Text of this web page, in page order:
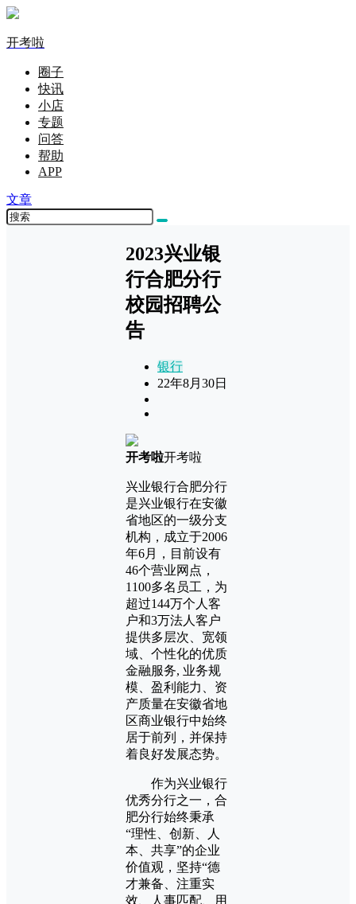
开考啦
圈子
快讯
小店
专题
问答
帮助
APP
文章
2023兴业银
行合肥分行
校园招聘公
告
银行
22年8月30日
开考啦开考啦
兴业银行合肥分行
是兴业银行在安徽
省地区的一级分支
机构，成立于2006
年6月，目前设有
46个营业网点，
1100多名员工，为
超过144万个人客
户和3万法人客户
提供多层次、宽领
域、个性化的优质
金融服务, 业务规
模、盈利能力、资
产质量在安徽省地
区商业银行中始终
居于前列，并保持
着良好发展态势。
作为兴业银行
优秀分行之一，合
肥分行始终秉承
“理性、创新、人
本、共享”的企业
价值观，坚持“德
才兼备、注重实
效、人事匹配、用